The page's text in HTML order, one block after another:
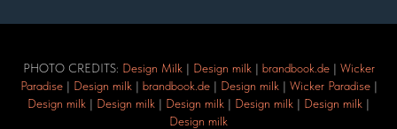
PHOTO CREDITS: Design Milk | Design milk | brandbook.de| Wicker
Paradise| Design milk | brandbook.de| Design milk | Wicker Paradise|
Design milk | Design milk | Design milk | Design milk | Design milk |
Design milk